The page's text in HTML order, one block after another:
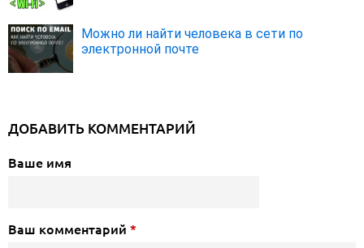
Можно ли найти человека в сети по
электронной почте
ДОБАВИТЬ КОММЕНТАРИЙ
Ваше имя
Ваш комментарий *